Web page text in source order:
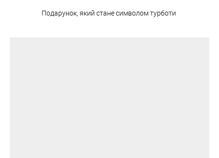
Подарунок, який стане символом турботи